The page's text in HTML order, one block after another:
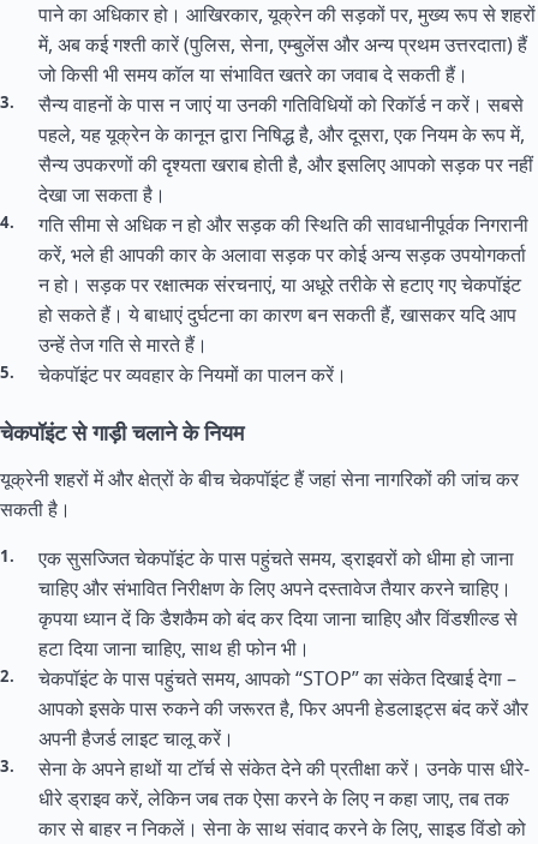
पाने का अधिकार हो। आखिरकार, यूक्रेन की सड़कों पर, मुख्य रूप से शहरों
में, अब कई गश्ती कारें (पुलिस, सेना, एम्बुलेंस और अन्य प्रथम उत्तरदाता) हैं
जो किसी भी समय कॉल या संभावित खतरे का जवाब दे सकती हैं।
सैन्य वाहनों के पास न जाएं या उनकी गतिविधियों को रिकॉर्ड न करें। सबसे
पहले, यह यूक्रेन के कानून द्वारा निषिद्ध है, और दूसरा, एक नियम के रूप में,
सैन्य उपकरणों की दृश्यता खराब होती है, और इसलिए आपको सड़क पर नहीं
देखा जा सकता है।
गति सीमा से अधिक न हो और सड़क की स्थिति की सावधानीपूर्वक निगरानी
करें, भले ही आपकी कार के अलावा सड़क पर कोई अन्य सड़क उपयोगकर्ता
न हो। सड़क पर रक्षात्मक संरचनाएं, या अधूरे तरीके से हटाए गए चेकपॉइंट
हो सकते हैं। ये बाधाएं दुर्घटना का कारण बन सकती हैं, खासकर यदि आप
उन्हें तेज गति से मारते हैं।
चेकपॉइंट पर व्यवहार के नियमों का पालन करें।
चेकपॉइंट से गाड़ी चलाने के नियम
यूक्रेनी शहरों में और क्षेत्रों के बीच चेकपॉइंट हैं जहां सेना नागरिकों की जांच कर
सकती है।
एक सुसज्जित चेकपॉइंट के पास पहुंचते समय, ड्राइवरों को धीमा हो जाना
चाहिए और संभावित निरीक्षण के लिए अपने दस्तावेज तैयार करने चाहिए।
कृपया ध्यान दें कि डैशकैम को बंद कर दिया जाना चाहिए और विंडशील्ड से
हटा दिया जाना चाहिए, साथ ही फोन भी।
चेकपॉइंट के पास पहुंचते समय, आपको “STOP” का संकेत दिखाई देगा –
आपको इसके पास रुकने की जरूरत है, फिर अपनी हेडलाइट्स बंद करें और
अपनी हैजर्ड लाइट चालू करें।
सेना के अपने हाथों या टॉर्च से संकेत देने की प्रतीक्षा करें। उनके पास धीरे-
धीरे ड्राइव करें, लेकिन जब तक ऐसा करने के लिए न कहा जाए, तब तक
कार से बाहर न निकलें। सेना के साथ संवाद करने के लिए, साइड विंडो को